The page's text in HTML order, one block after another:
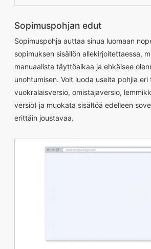
Sopimuspohjan edut
Sopimuspohja auttaa sinua luomaan
sopimuksen sisällön allekirjoitettaessa,
manuaalista täyttöaikaa ja ehkäisee
unohtumisen. Voit luoda useita pohjia
vuokralaisversio, omistajaversio,
versio) ja muokata sisältöä edelleen
erittäin joustavaa.